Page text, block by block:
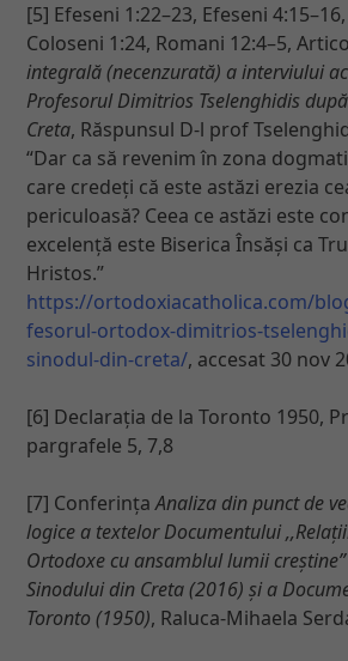
[5] Efeseni 1:22–23, Efeseni
Coloseni 1:24, Romani 12:4–5,
integrală (necenzurată) a interviului
Profesorul Dimitrios Tselenghidis
Creta, Răspunsul D-l prof
“Dar ca să revenim în zona
care credeți că este astăzi erezia
periculoasă? Ceea ce astăzi este
excelență este Biserica Însăși ca
Hristos.”
https://ortodoxiacatholica.com/
fesorul-ortodox-dimitrios-
sinodul-din-creta/, accesat 30 nov
[6] Declarația de la Toronto 1950,
pargrafele 5, 7,8
[7] ConferințaAnaliza din punct de
logice a textelor Documentului
Ortodoxe cu ansamblul lumii
Sinodului din Creta (2016) și a
Toronto (1950), Raluca-Mihaela